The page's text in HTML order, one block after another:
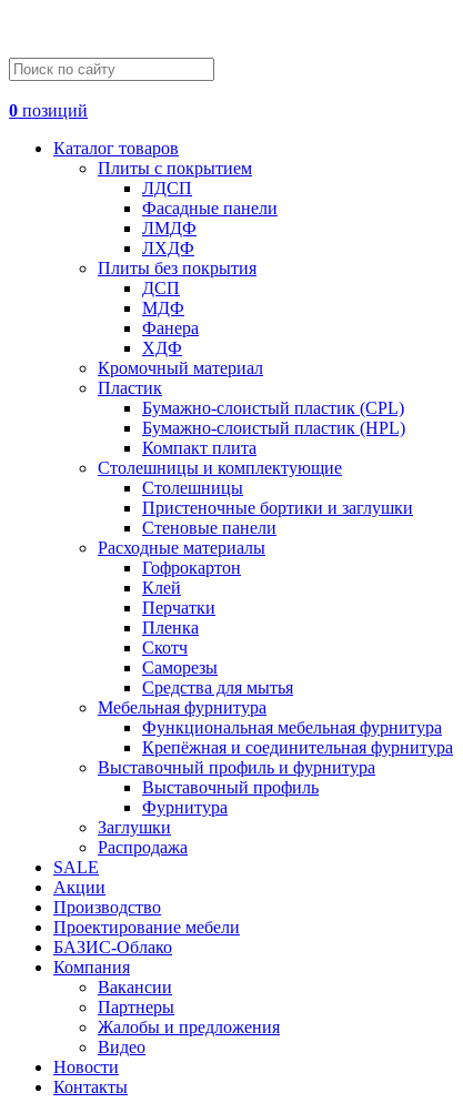
0 позиций
Каталог товаров
Плиты с покрытием
ЛДСП
Фасадные панели
ЛМДФ
ЛХДФ
Плиты без покрытия
ДСП
МДФ
Фанера
ХДФ
Кромочный материал
Пластик
Бумажно-слоистый пластик (CPL)
Бумажно-слоистый пластик (HPL)
Компакт плита
Столешницы и комплектующие
Столешницы
Пристеночные бортики и заглушки
Стеновые панели
Расходные материалы
Гофрокартон
Клей
Перчатки
Пленка
Скотч
Саморезы
Средства для мытья
Мебельная фурнитура
Функциональная мебельная фурнитура
Крепёжная и соединительная фурнитура
Выставочный профиль и фурнитура
Выставочный профиль
Фурнитура
Заглушки
Распродажа
SALE
Акции
Производство
Проектирование мебели
БАЗИС-Облако
Компания
Вакансии
Партнеры
Жалобы и предложения
Видео
Новости
Контакты